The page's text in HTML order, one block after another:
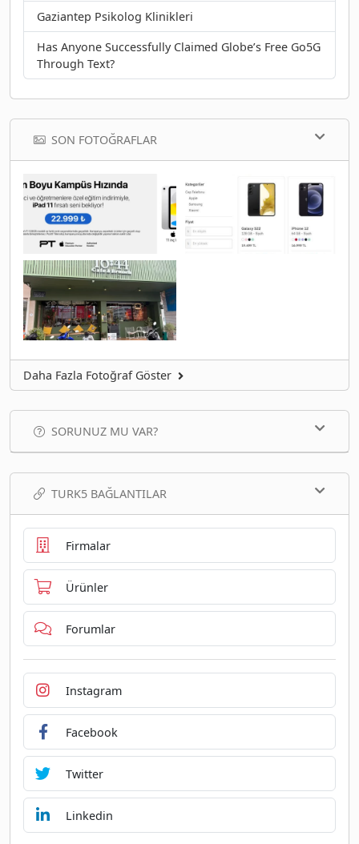
Gaziantep Psikolog Klinikleri
Has Anyone Successfully Claimed Globe’s Free Go5G
Through Text?
SON FOTOĞRAFLAR
Daha Fazla Fotoğraf Göster
SORUNUZ MU VAR?
TURK5 BAĞLANTILAR
Firmalar
Ürünler
Forumlar
Instagram
Facebook
Twitter
Linkedin